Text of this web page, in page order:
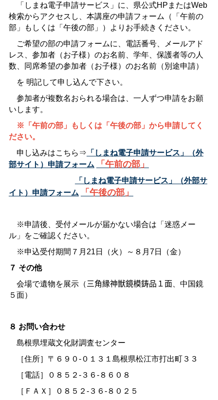
「しまね電子申請サービス」に、県公式HPまたはWeb
検索からアクセスし、本講座の申請フォーム（「午前の
部」もしくは「午後の部」）よりお手続きください。
ご希望の部の申請フォームに、電話番号、メールアド
レス、参加者（お子様）のお名前、学年、保護者等の人
数、同席希望の参加者（お子様）のお名前（別途申請）
を 明記して申し込んで下さい。
参加者が複数名おられる場合は、一人ずつ申請をお願
いします。
※「午前の部」もしくは「午後の部」から申請してく
ださい。
申し込みはこちら⇒ 「しまね電子申請サービス」（外
部サイト）申請フォーム
「午前の部」
「しまね電子申請サービス」（外部サ
イト）申請フォーム
「午後の部」
※申請後、受付メールが届かない場合は「迷惑メー
ル」をご確認ください。
※申込受付期間７月21日（火）～８月7日（金）
７ その他
会場で遺物を展示（ 三角縁神獣鏡模鋳品１面 、中国鏡
５面）
８ お問い合わせ
島根県埋蔵文化財調査センター
［住所］〒６９０-０１３１島根県松江市打出町３３
［電話］０８５２‐３６-８６０８
［ＦＡＸ］０８５２-３６-８０２５